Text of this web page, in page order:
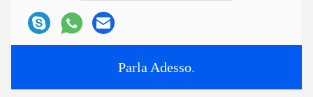
Parla Adesso.